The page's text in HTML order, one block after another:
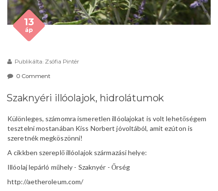
13
áp
Publikálta: Zsófia Pintér
0 Comment
Szaknyéri illóolajok, hidrolátumok
Különleges, számomra ismeretlen illóolajokat is volt lehetőségem
tesztelni mostanában Kiss Norbert jóvoltából, amit ezúton is
szeretnék megköszönni!
A cikkben szereplő illóolajok származási helye:
Illóolaj lepárló műhely - Szaknyér - Őrség
http://aetheroleum.com/